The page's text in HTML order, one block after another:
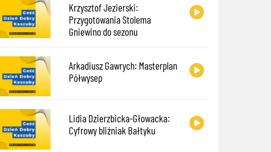
Krzysztof Jezierski:
Przygotowania Stolema
Gniewino do sezonu
Arkadiusz Gawrych: Masterplan
Półwysep
Lidia Dzierzbicka-Głowacka:
Cyfrowy bliźniak Bałtyku